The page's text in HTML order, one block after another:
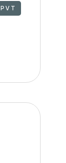
PVT